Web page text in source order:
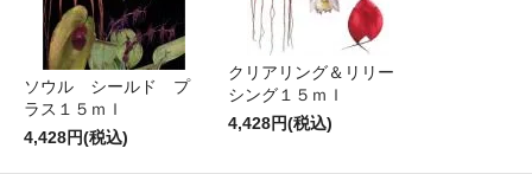
ソウル シールド プ
ラス１５ｍｌ
4,428円(税込)
クリアリング＆リリー
シング１５ｍｌ
4,428円(税込)